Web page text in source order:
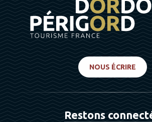
NOUS ÉCRIRE
Restons